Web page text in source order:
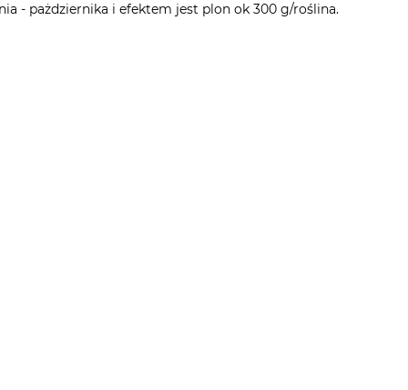
- pażdziernika i efektem jest plon ok 300 g/roślina.